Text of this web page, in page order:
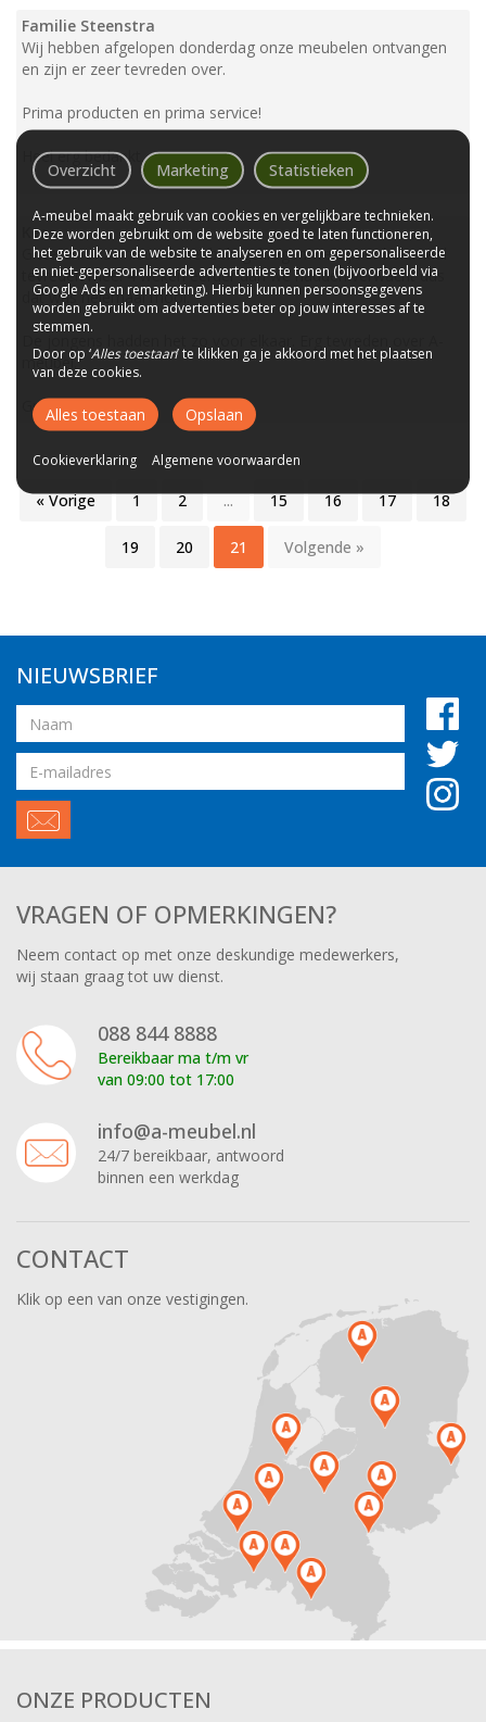
Familie Steenstra
Wij hebben afgelopen donderdag onze meubelen ontvangen
en zijn er zeer tevreden over.
Prima producten en prima service!
Heel erg bedankt.
Kees
Gisteren onze nieuwe meubels gekregen we zijn er helemaal
tevreden mee! 4 weken eerder dan we hadden verwacht dus
dat was helemaal mooi.
meubel.
Groeten Kees
« Vorige 1 2 ... 15 16 17 18
19 20 21 Volgende »
NIEUWSBRIEF
Naam
Email
adres
VRAGEN OF OPMERKINGEN?
Neem contact op met onze deskundige medewerkers,
wij staan graag tot uw dienst.
088 844 8888
Bereikbaar ma t/m vr
van 09:00 tot 17:00
info@a-meubel.nl
24/7 bereikbaar, antwoord
binnen een werkdag
CONTACT
Klik op een van onze vestigingen.
ONZE PRODUCTEN
Overzicht Marketing Statistieken
A-meubel maakt gebruik van cookies en vergelijkbare technieken.
Deze worden gebruikt om de website goed te laten functioneren,
het gebruik van de website te analyseren en om gepersonaliseerde
en niet-gepersonaliseerde advertenties te tonen (bijvoorbeeld via
Google Ads en remarketing). Hierbij kunnen persoonsgegevens
worden gebruikt om advertenties beter op jouw interesses af te
stemmen.
Door op ‘Alles toestaan’ te klikken ga je akkoord met het plaatsen
van deze cookies.
Alles toestaan Opslaan
Cookieverklaring Algemene voorwaarden